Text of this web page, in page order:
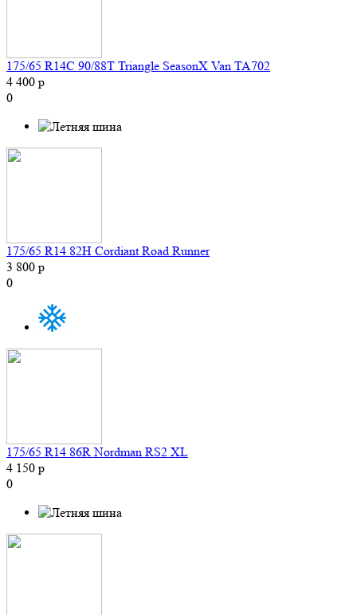
175/65 R14C 90/88T Triangle SeasonX Van TA702
4 400 р
0
175/65 R14 82H Cordiant Road Runner
3 800 р
0
175/65 R14 86R Nordman RS2 XL
4 150 р
0